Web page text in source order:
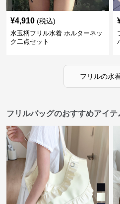
¥4,910 (税込)
水玉柄フリル水着 ホルターネッ
ク二点セット
フリルの水
フリルバッグのおすすめアイテ